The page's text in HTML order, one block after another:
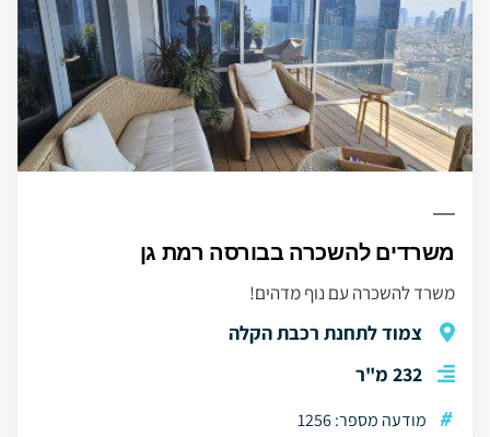
משרדים להשכרה בבורסה רמת גן
משרד להשכרה עם נוף מדהים!
צמוד לתחנת רכבת הקלה
232 מ"ר
# מודעה מספר: 1256